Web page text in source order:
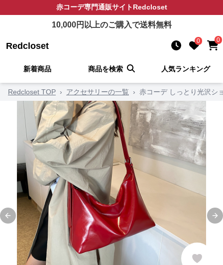
赤コーデ専門通販サイトRedcloset
10,000円以上のご購入で送料無料
Redcloset 0 0
新着商品 商品を検索 人気ランキング
Redcloset TOP › アクセサリーの一覧 › 赤コーデ しっとり光沢シ
Previous slide